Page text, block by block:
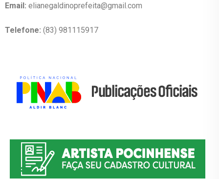
Email: elianegaldinoprefeita@gmail.com
Telefone: (83) 981115917